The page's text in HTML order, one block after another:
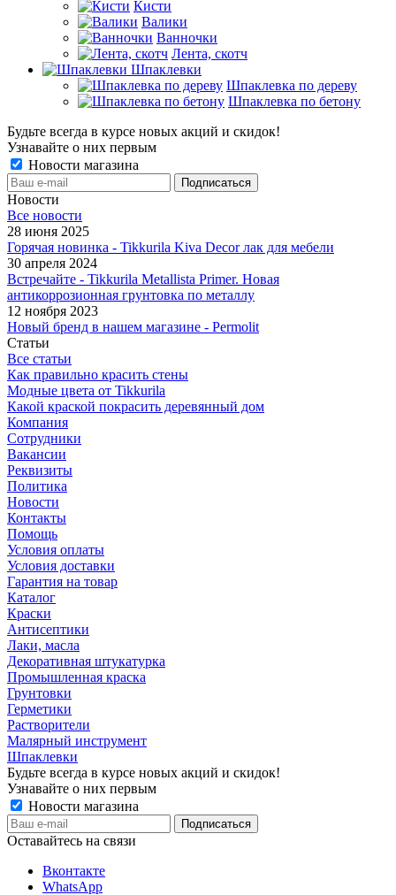
Кисти
Валики
Ванночки
Лента, скотч
Шпаклевки
Шпаклевка по дереву
Шпаклевка по бетону
Будьте всегда в курсе новых акций и скидок!
Узнавайте о них первым
Новости магазина
Новости
Все новости
28 июня 2025
Горячая новинка - Tikkurila Kiva Decor лак для мебели
30 апреля 2024
Встречайте - Tikkurila Metallista Primer. Новая
антикоррозионная грунтовка по металлу
12 ноября 2023
Новый бренд в нашем магазине - Permolit
Статьи
Все статьи
Как правильно красить стены
Модные цвета от Tikkurila
Какой краской покрасить деревянный дом
Компания
Сотрудники
Вакансии
Реквизиты
Политика
Новости
Контакты
Помощь
Условия оплаты
Условия доставки
Гарантия на товар
Каталог
Краски
Антисептики
Лаки, масла
Декоративная штукатурка
Промышленная краска
Грунтовки
Герметики
Растворители
Малярный инструмент
Шпаклевки
Будьте всегда в курсе новых акций и скидок!
Узнавайте о них первым
Новости магазина
Оставайтесь на связи
Вконтакте
WhatsApp